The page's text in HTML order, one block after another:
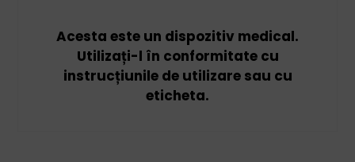
Acesta este un dispozitiv medical.
Utilizați-l în conformitate cu
instrucțiunile de utilizare sau cu
eticheta.